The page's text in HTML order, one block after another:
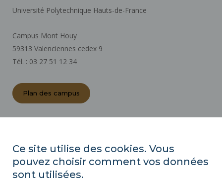
Université Polytechnique Hauts-de-France
Campus Mont Houy
59313 Valenciennes cedex 9
Tél. : 03 27 51 12 34
Plan des campus
MARCHÉS PUBLICS
PLAN DU SITE
Ce site utilise des cookies. Vous
pouvez choisir comment vos données
sont utilisées.